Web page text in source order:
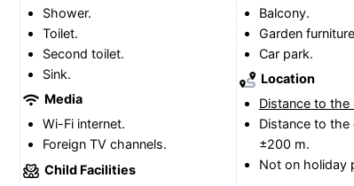
Shower.
Toilet.
Second toilet.
Sink.
Media
Wi-Fi internet.
Foreign TV channels.
Child Facilities
Balcony.
Garden
Car park.
Location
Distance to the
Distance to the
±200 m.
Not on holiday